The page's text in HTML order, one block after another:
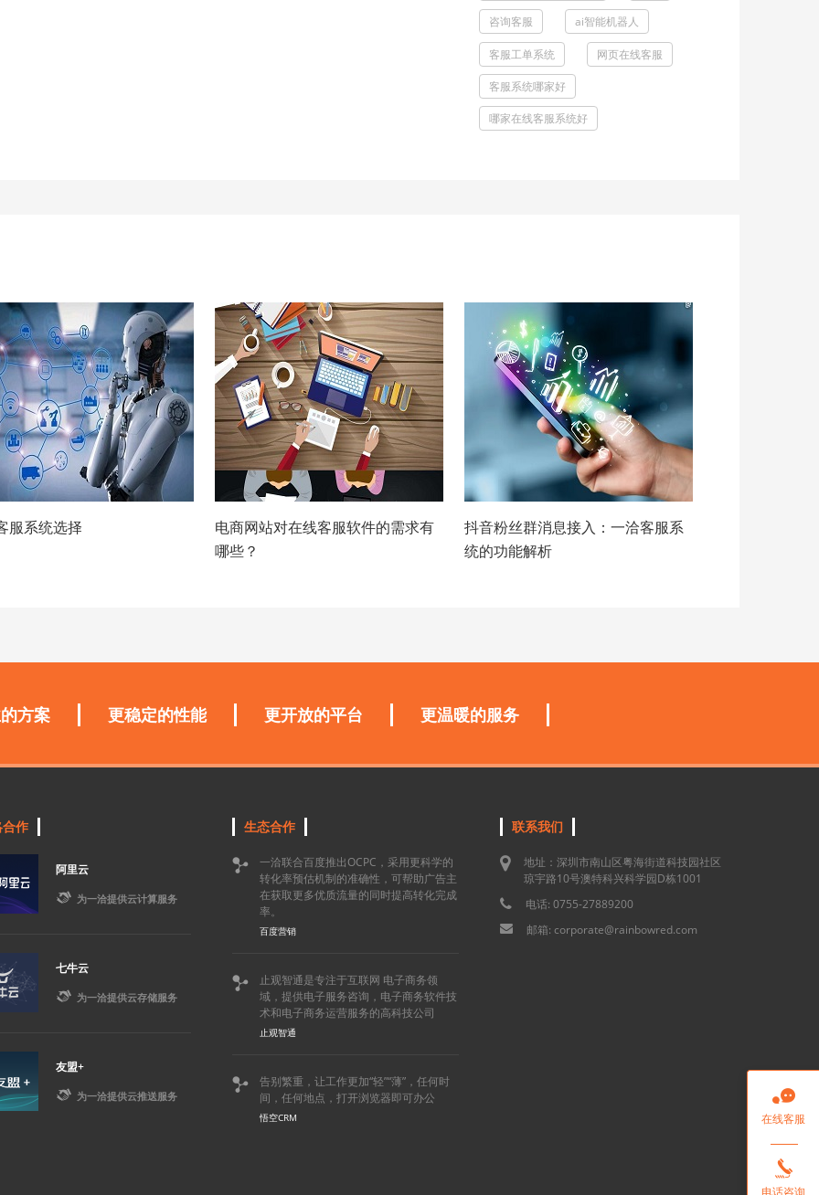
咨询客服 ai智能机器人
客服工单系统 网页在线客服
客服系统哪家好
哪家在线客服系统好
服系统选择
电商网站对在线客服软件的需求有
哪些？
抖音粉丝群消息接入：一洽客服系
统的功能解析
方案 更稳定的性能 更开放的平台 更温暖的服务
作
阿里云
 为一洽提供云计算服务
七牛云
 为一洽提供云存储服务
友盟+
 为一洽提供云推送服务
生态合作

一洽联合百度推出OCPC，采用更科学的
转化率预估机制的准确性，可帮助广告主
在获取更多优质流量的同时提高转化完成
率。
百度营销

止观智通是专注于互联网 电子商务领
域，提供电子服务咨询，电子商务软件技
术和电子商务运营服务的高科技公司
止观智通

告别繁重，让工作更加“轻”“薄”，任何时
间，任何地点，打开浏览器即可办公
悟空CRM
联系我们
地址：深圳市南山区粤海街道科技园社区
琼宇路10号澳特科兴科学园D栋1001
电话: 0755-27889200
邮箱: corporate@rainbowred.com

在线客服

电话咨询